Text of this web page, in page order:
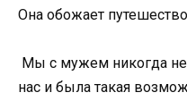
Она обожает
Мы с мужем никогда не
нас и была такая